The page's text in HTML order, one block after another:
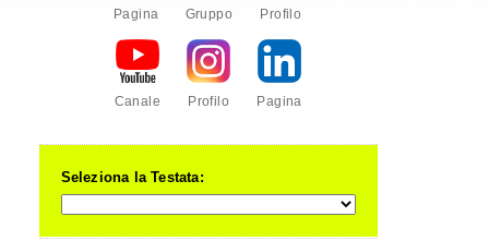
Pagina Gruppo Profilo
Canale Profilo Pagina
Seleziona la Testata: